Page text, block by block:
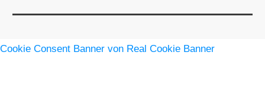
Cookie Consent Banner von Real Cookie Banner